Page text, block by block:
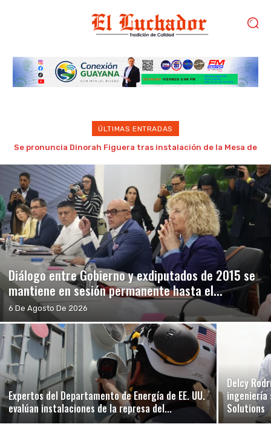
ÚLTIMAS ENTRADAS
Gobierno de Trump considera como “una oportunidad única”
Diálogo entre Gobierno y exdiputados de 2015 se
mantiene en sesión permanente hasta el...
6 De Agosto De 2026
Expertos del Departamento de Energía de EE. UU.
evalúan instalaciones de la represa del...
Delcy
ingeniería
Solutions